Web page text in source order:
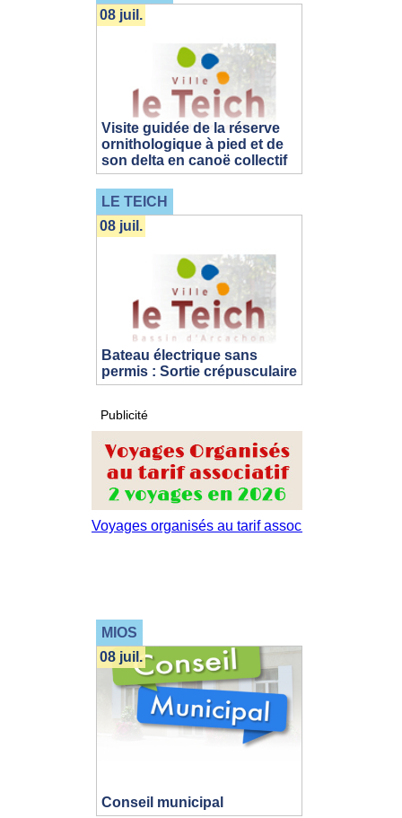
Visite guidée de la réserve
ornithologique à pied et de
son delta en canoë collectif
08 juil.
LE TEICH
Bateau électrique sans
permis : Sortie crépusculaire
08 juil.
Publicité
MIOS
Conseil municipal
08 juil.